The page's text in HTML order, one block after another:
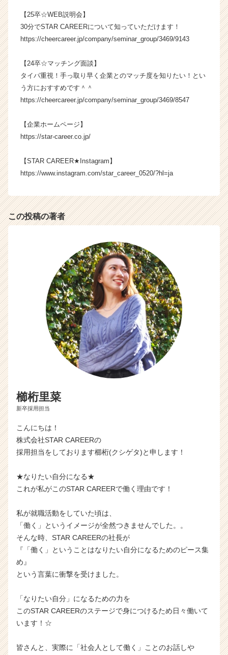
r）
【25卒☆WEB説明会】
30分でSTAR CAREERについて知っていただけます！
https://cheercareer.jp/company/seminar_group/3469/9143
【24卒☆マッチング面談】
タイパ重視！手っ取り早く企業とのマッチ度を知りたい！とい
う方におすすめです＾＾
https://cheercareer.jp/company/seminar_group/3469/8547
【企業ホームページ】
https://star-career.co.jp/
【STAR CAREER★Instagram】
https://www.instagram.com/star_career_0520/?hl=ja
この投稿の著者
櫛桁里菜
新卒採用担当
こんにちは！
株式会社STAR CAREERの
採用担当をしております櫛桁(クシゲタ)と申します！
★なりたい自分になる★
これが私がこのSTAR CAREERで働く理由です！
私が就職活動をしていた頃は、
「働く」というイメージが全然つきませんでした。。
そんな時、STAR CAREERの社長が
『「働く」ということはなりたい自分になるためのピース集
め』
という言葉に衝撃を受けました。
「なりたい自分」になるための力を
このSTAR CAREERのステージで身につけるため日々働いて
います！☆
皆さんと、実際に「社会人として働く」ことのお話しや